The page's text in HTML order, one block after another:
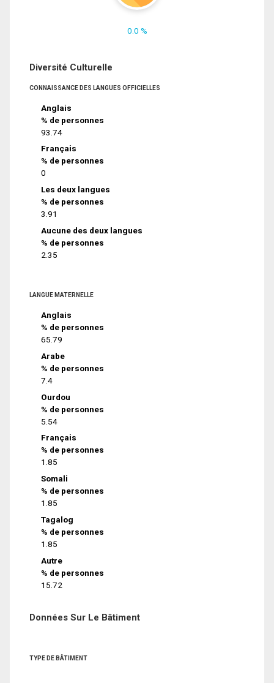
0.0 %
Diversité Culturelle
CONNAISSANCE DES LANGUES OFFICIELLES
Anglais
% de personnes
93.74
Français
% de personnes
0
Les deux langues
% de personnes
3.91
Aucune des deux langues
% de personnes
2.35
LANGUE MATERNELLE
Anglais
% de personnes
65.79
Arabe
% de personnes
7.4
Ourdou
% de personnes
5.54
Français
% de personnes
1.85
Somali
% de personnes
1.85
Tagalog
% de personnes
1.85
Autre
% de personnes
15.72
Données Sur Le Bâtiment
TYPE DE BÂTIMENT